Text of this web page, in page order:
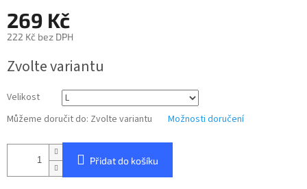
269 Kč
222 Kč bez DPH
cena:
Zvolte variantu
Velikost
Můžeme doručit do: Zvolte variantu Možnosti doručení
Přidat do košíku